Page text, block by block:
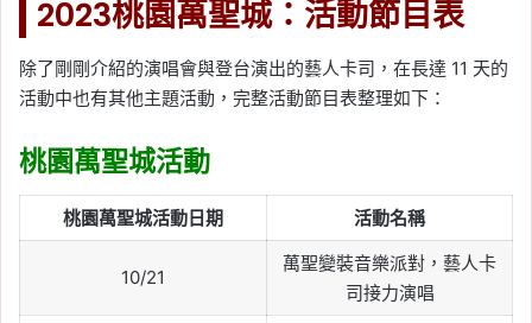
2023桃園萬聖城：活動節目表
除了剛剛介紹的演唱會與登台演出的藝人卡司，在長達 11 天的
活動中也有其他主題活動，完整活動節目表整理如下：
桃園萬聖城活動
桃園萬聖城活動日期 活動名稱
10/21
萬聖變裝音樂派對，藝人卡
司接力演唱